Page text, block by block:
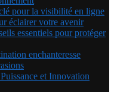
pour la visibilité en ligne
éclairer votre avenir
essentiels pour protéger
enchanteresse
et Innovation